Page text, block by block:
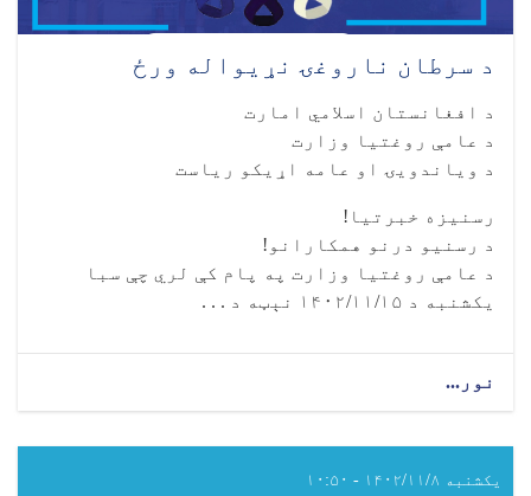
د سرطان ناروغۍ نړیواله ورځ
د افغانستان اسلامي امارت
د عامې روغتیا وزارت
د ویاندویۍ او عامه اړیکو ریاست
رسنیزه خبرتیا!
د رسنیو درنو همکارانو!
د عامې روغتیا وزارت په پام کې لري چې سبا
یکشنبه د ۱۴۰۲/۱۱/۱۵ نېټه د . . .
نور...
ناروغۍ
نړیواله یکشنبه ۱۴۰۲/۱۱/۸ - ۱۰:۵۰